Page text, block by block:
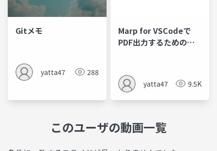
Gitメモ
yatta47 288
Marp for VSCodeで
PDF出力するための準
yatta47 9.5K
このユーザの動画一覧